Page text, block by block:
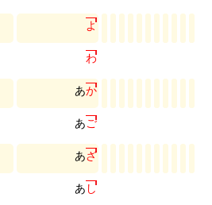
よ
わ
あか
あご
あざ
あ し